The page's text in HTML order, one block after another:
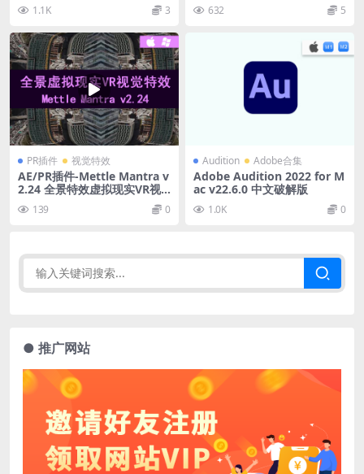
1.1K 3 632 5
PR插件 视觉特效
AE/PR插件-Mettle Mantra v
2.24 全景特效虚拟现实VR视
觉特效插件 Win/Mac
139 0
Audition Adobe合集
Adobe Audition 2022 for M
ac v22.6.0 中文破解版
1.0K 0
● 推广网站